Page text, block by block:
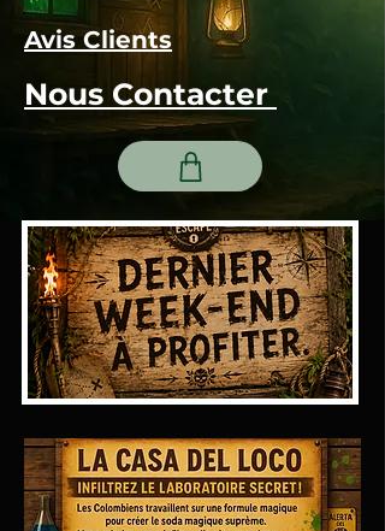
Nous Contacter
Avis Clients